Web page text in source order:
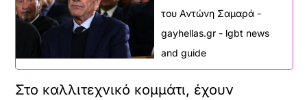
του Αντώνη Σαμαρά -
gayhellas.gr - lgbt news
and guide
Στο καλλιτεχνικό κομμάτι, έχουν